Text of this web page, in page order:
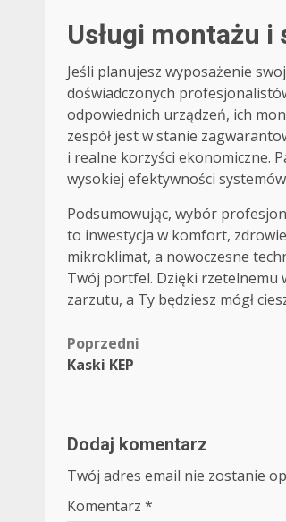
Usługi montażu
Jeśli planujesz wyposażenie
doświadczonych
odpowiednich urządzeń, ich
zespół jest w stanie
i realne korzyści ekonomiczne.
wysokiej efektywności
Podsumowując, wybór
to inwestycja w komfort,
mikroklimat, a nowoczesne
Twój portfel. Dzięki rzetelnemu
zarzutu, a Ty będziesz mógł
Zobacz
Poprzedni
Kaski KEP
Dodaj komentarz
Twój adres email nie zostanie
Komentarz *